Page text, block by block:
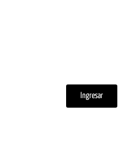
Ingresar